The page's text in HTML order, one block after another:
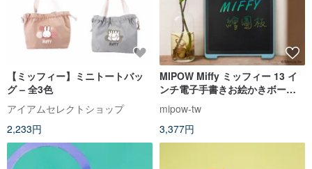
【ミッフィー】ミニトートバッ
グ – 全3色
アイアムセレクトショップ
2,233円
MIPOW Miffy ミッフィー 13 イ
ンチ電子手書きお絵かきボード
mipow-tw
3,377円